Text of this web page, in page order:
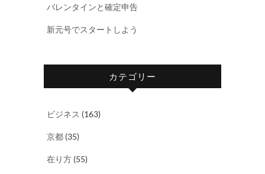
バレンタインと確定申告
新元号でスタートしよう
カテゴリー
ビジネス (163)
京都 (35)
在り方 (55)